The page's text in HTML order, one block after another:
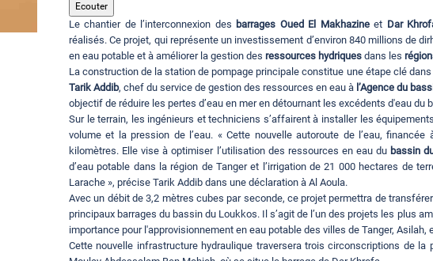
Ecouter
Le chantier de l’interconnexion des barrages Oued El Makhazineet Dar
réalisés. Ce projet, qui représente un investissement d’environ 840 millions de
en eau potable et à améliorer la gestion des ressources hydriques dans les
La construction de la station de pompage principale constitue une étape clé
Tarik Addib, chef du service de gestion des ressources en eau à l’Agence du
objectif de réduire les pertes d’eau en mer en détournant les excédents d'eau du
Sur le terrain, les ingénieurs et techniciens s’affairent à installer les
volume et la pression de l’eau. « Cette nouvelle autoroute de l’eau,
kilomètres. Elle vise à optimiser l’utilisation des ressources en eau du bassin
d’eau potable dans la région de Tanger et l’irrigation de 21 000 hectares de
Larache », précise Tarik Addib dans une déclaration à Al Aoula.
Avec un débit de 3,2 mètres cubes par seconde, ce projet permettra de
principaux barrages du bassin du Loukkos. Il s’agit de l’un des projets les plus
importance pour l'approvisionnement en eau potable des villes de Tanger, Asilah,
Cette nouvelle infrastructure hydraulique traversera trois circonscriptions de la